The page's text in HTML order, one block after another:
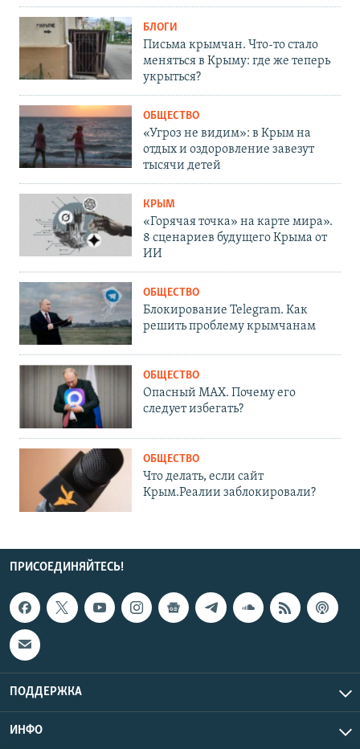
БЛОГИ
Письма крымчан. Что-то стало
меняться в Крыму: где же теперь
укрыться?
ОБЩЕСТВО
«Угроз не видим»: в Крым на
отдых и оздоровление завезут
тысячи детей
КРЫМ
«Горячая точка» на карте мира».
8 сценариев будущего Крыма от
ИИ
ОБЩЕСТВО
Блокирование Telegram. Как
решить проблему крымчанам
ОБЩЕСТВО
Опасный MAX. Почему его
следует избегать?
ОБЩЕСТВО
Что делать, если сайт
Крым.Реалии заблокировали?
ПРИСОЕДИНЯЙТЕСЬ!
ПОДДЕРЖКА
ИНФО